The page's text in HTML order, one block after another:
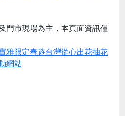
門市現場為主，本頁面資訊僅
雅限定春遊台灣從心出花抽花
網站